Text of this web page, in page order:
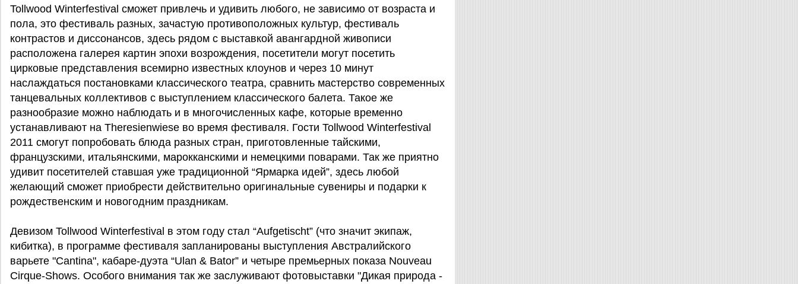
Tollwood Winterfestival сможет привлечь и удивить любого, не зависимо от возраста и
пола, это фестиваль разных, зачастую противоположных культур, фестиваль
контрастов и диссонансов, здесь рядом с выставкой авангардной живописи
расположена галерея картин эпохи возрождения, посетители могут посетить
цирковые представления всемирно известных клоунов и через 10 минут
наслаждаться постановками классического театра, сравнить мастерство современных
танцевальных коллективов с выступлением классического балета. Такое же
разнообразие можно наблюдать и в многочисленных кафе, которые временно
устанавливают на Theresienwiese во время фестиваля. Гости Tollwood Winterfestival
2011 смогут попробовать блюда разных стран, приготовленные тайскими,
французскими, итальянскими, марокканскими и немецкими поварами. Так же приятно
удивит посетителей ставшая уже традиционной “Ярмарка идей”, здесь любой
желающий сможет приобрести действительно оригинальные сувениры и подарки к
рождественским и новогодним праздникам.
Девизом Tollwood Winterfestival в этом году стал “Aufgetischt” (что значит экипаж,
кибитка), в программе фестиваля запланированы выступления Австралийского
варьете "Cantina", кабаре-дуэта “Ulan & Bator” и четыре премьерных показа Nouveau
Cirque-Shows. Особого внимания так же заслуживают фотовыставки "Дикая природа -